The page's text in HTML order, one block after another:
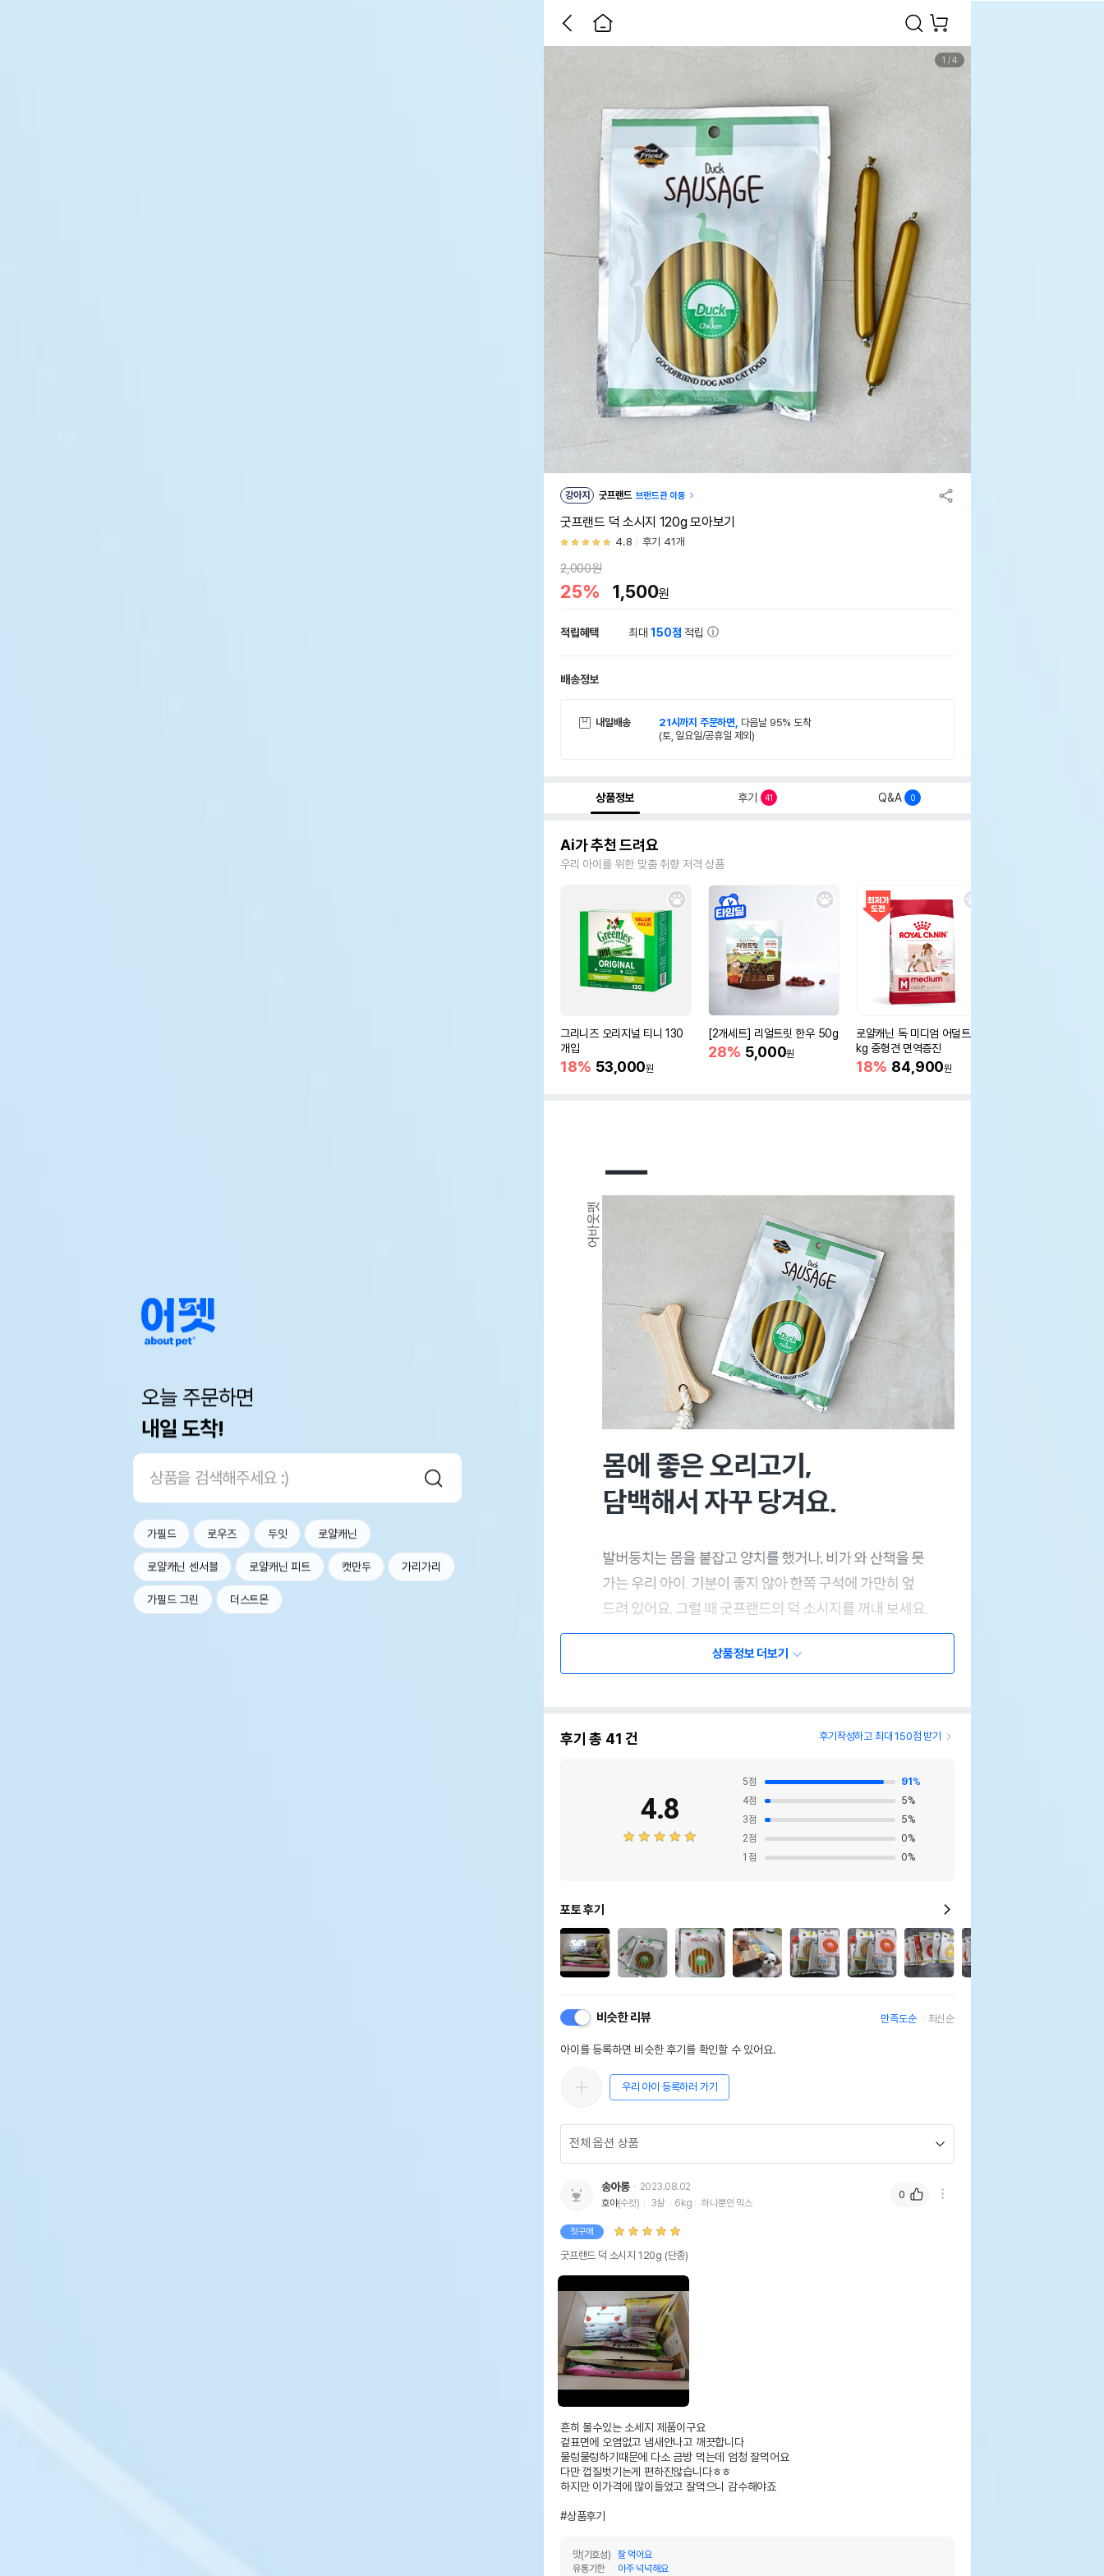
오늘 주문하면
내일 도착!
가필드 로우즈 두잇 로얄캐닌
로얄캐닌 센서블 로얄캐닌 피트 캣만두 가리가리
가필드 그린 더스트몬
1 /4
강아지 굿프랜드 브랜드관 이동
굿프랜드 덕 소시지 120g 모아보기
4.8 후기 41개
2,000원
25% 1,500원
적립혜택 최대150점 적립
배송정보
내일배송 21시까지 주문하면, 다음날 95% 도착
(토, 일요일/공휴일 제외)
상품정보 후기 41 Q&A 0
Ai가 추천 드려요
우리 아이를 위한 맞춤 취향 저격 상품
그리니즈 오리지널 티니 130
개입
18% 53,000원
[2개세트] 리얼트릿 한우 50g
28% 5,000원
로얄캐닌 독 미디엄 어덜트 10
kg 중형견 면역증진
18% 84,900원
상품정보 더보기
후기 총 41 건 후기작성하고 최대 150점 받기
4.8
5점 91 %
4점 5%
3점 5%
2점 0%
1 점 0%
포토 후기
비슷한 리뷰 만족도순 최신순
아이를 등록하면 비슷한 후기를 확인할 수 있어요.
우리 아이 등록하러 가기
송아롱
2023.08.02
호야(수컷) 3살 6kg 하나뿐인 믹스
첫구매
굿프랜드 덕 소시지 120g (단종)
흔히 볼수있는 소세지 제품이구요
겉표면에 오염없고 냄새안나고 깨끗합니다
물렁물렁하기때문에 다소 금방 먹는데 엄청 잘먹어요
다만 껍질벗기는게 편하진않습니다ㅎㅎ
하지만 이가격에 많이들었고 잘먹으니 감수해야죠
#상품후기
맛(기호성)
잘 먹어요
유통기한
아주 넉넉해요
0